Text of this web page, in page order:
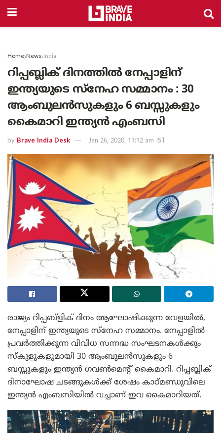
Home News India
റിപ്പബ്ലിക് ദിനത്തിൽ നേപ്പാളിന്
ഇന്ത്യയുടെ സ്നേഹ സമ്മാനം : 30
ആംബുലൻസുകളും 6 ബസ്സുകളും
കൈമാറി ഇന്ത്യൻ എംബസി
by Brave India Desk Jan 26, 2020, 11:12 am IST
രാജ്യം റിപ്പബ്ളിക് ദിനം ആഘോഷിക്കുന്ന വേളയിൽ,
നേപ്പാളിന് ഇന്ത്യയുടെ സ്നേഹ സമ്മാനം. നേപ്പാളിൽ
പ്രവർത്തിക്കുന്ന വിവിധ സന്നദ്ധ സംഘടനകൾക്കും
സ്കൂളുകളുമായി 30 ആംബുലൻസുകളും 6
ബസ്സുകളും ഇന്ത്യൻ ഗവൺമെന്റ് കൈമാറി. റിപ്പബ്ലിക്
ദിനാഘോഷ ചടങ്ങുകൾക്ക് ശേഷം കാഠ്മണ്ഡുവിലെ
ഇന്ത്യൻ എംബസിയിൽ വച്ചാണ് ഇവ കൈമാറിയത്.